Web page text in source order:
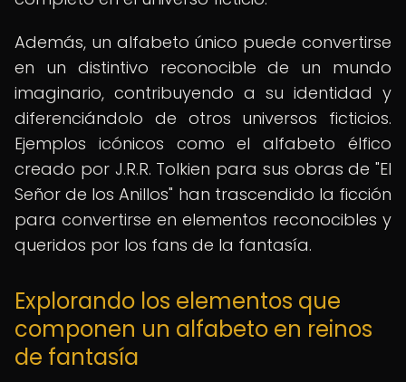
Además, un alfabeto único puede convertirse
en un distintivo reconocible de un mundo
imaginario, contribuyendo a su identidad y
diferenciándolo de otros universos ficticios.
Ejemplos icónicos como el alfabeto élfico
creado por J.R.R. Tolkien para sus obras de "El
Señor de los Anillos" han trascendido la ficción
para convertirse en elementos reconocibles y
queridos por los fans de la fantasía.
Explorando los elementos que
componen un alfabeto en reinos
de fantasía